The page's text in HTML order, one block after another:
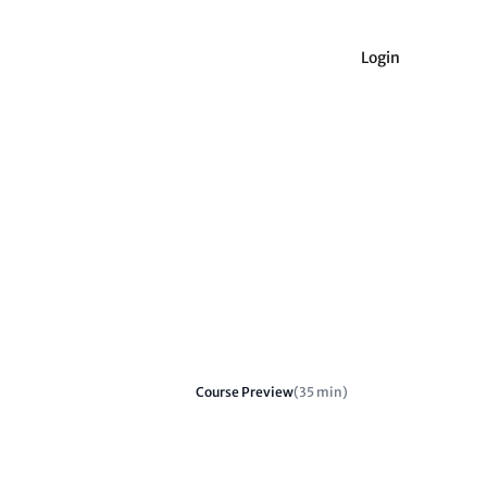
Login
Course Preview(35 min)